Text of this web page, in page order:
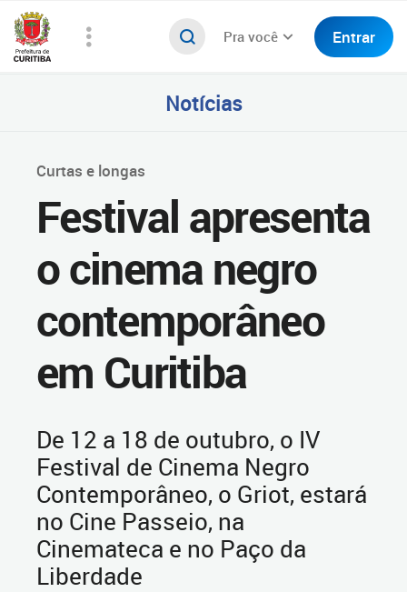
Pra você Entrar
Notícias
Curtas e longas
Festival apresenta
o cinema negro
contemporâneo
em Curitiba
De 12 a 18 de outubro, o IV
Festival de Cinema Negro
Contemporâneo, o Griot, estará
no Cine Passeio, na
Cinemateca e no Paço da
Liberdade